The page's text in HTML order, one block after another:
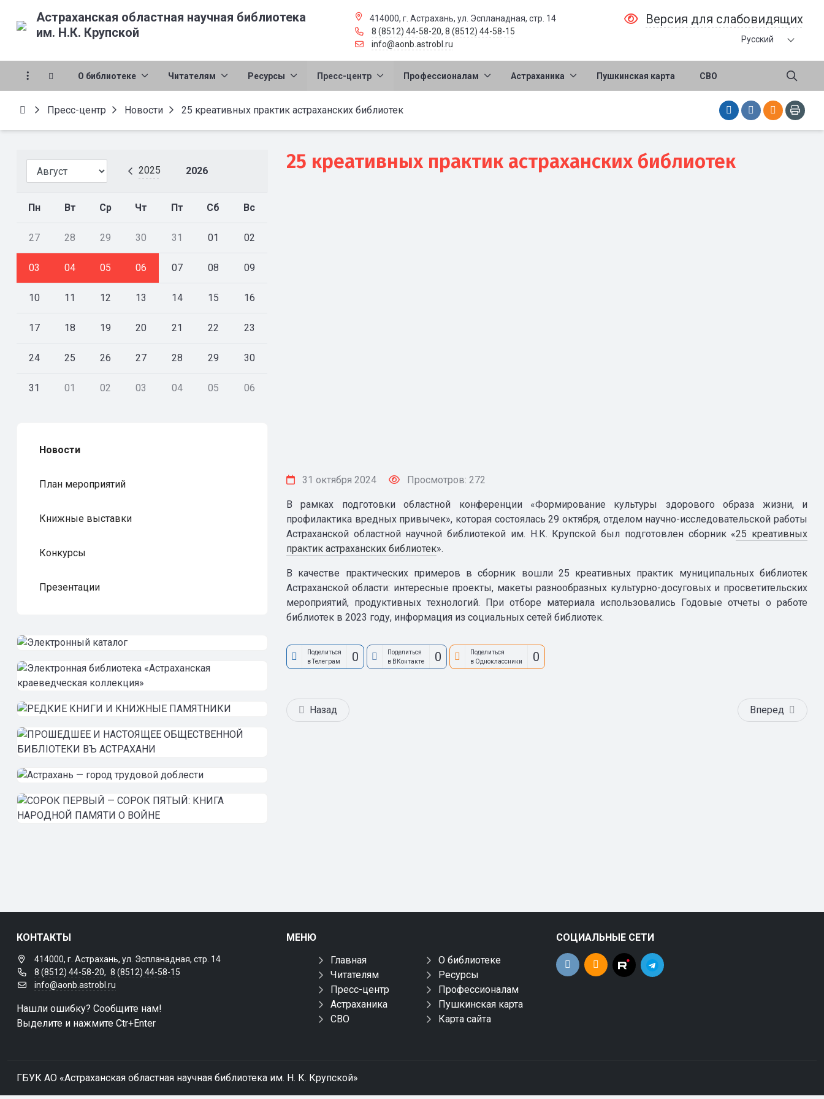
Астраханская областная научная библиотека
им. Н.К. Крупской
414000, г. Астрахань, ул. Эспланадная, стр. 14
8 (8512) 44-58-20, 8 (8512) 44-58-15
info@aonb.astrobl.ru
Версия для слабовидящих
Русский
О библиотеке Читателям Ресурсы Пресс-центр Профессионалам Астраханика Пушкинская карта СВО
Пресс-центр Новости 25 креативных практик астраханских библиотек
2025 2026
Пн Вт Ср Чт Пт Сб Вс
27 28 29 30 31 01 02
03 04 05 06 07 08 09
10 11 12 13 14 15 16
17 18 19 20 21 22 23
24 25 26 27 28 29 30
31 01 02 03 04 05 06
Новости
План мероприятий
Книжные выставки
Конкурсы
Презентации
25 креативных практик астраханских библиотек
31 октября 2024 Просмотров: 272
В рамках подготовки областной конференции «Формирование культуры здорового образа жизни, и
профилактика вредных привычек», которая состоялась 29 октября, отделом научно-исследовательской работы
Астраханской областной научной библиотекой им. Н.К. Крупской был подготовлен сборник «25 креативных
практик астраханских библиотек».
В качестве практических примеров в сборник вошли 25 креативных практик муниципальных библиотек
Астраханской области: интересные проекты, макеты разнообразных культурно-досуговых и просветительских
мероприятий, продуктивных технологий. При отборе материала использовались Годовые отчеты о работе
библиотек в 2023 году, информация из социальных сетей библиотек.
Поделиться
в Телеграм
0
Поделиться
в ВКонтакте
0
Поделиться
в Одноклассники
0
Назад Вперед
КОНТАКТЫ
414000, г. Астрахань, ул. Эспланадная, стр. 14
8 (8512) 44-58-20, 8 (8512) 44-58-15
info@aonb.astrobl.ru
Нашли ошибку? Сообщите нам!
Выделите и нажмите Ctr+Enter
МЕНЮ
Главная
О библиотеке
Читателям
Ресурсы
Пресс-центр
Профессионалам
Астраханика
Пушкинская карта
СВО
Карта сайта
СОЦИАЛЬНЫЕ СЕТИ
ГБУК АО «Астраханская областная научная библиотека им. Н. К. Крупской»